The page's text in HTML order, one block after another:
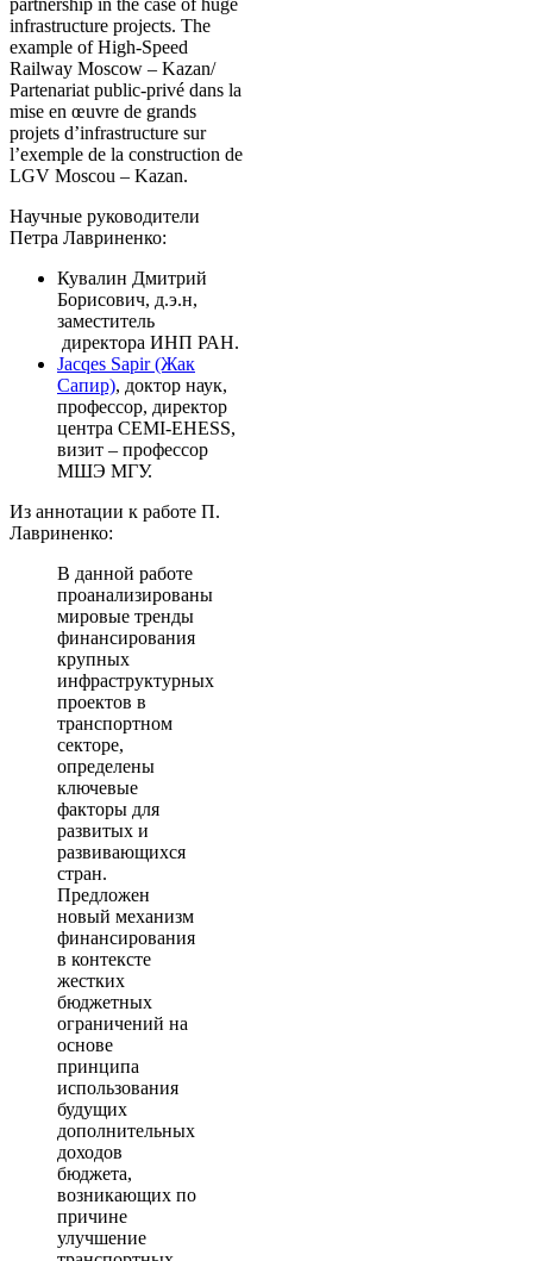
infrastructure projects. The
example of High-Speed
Railway Moscow – Kazan/
Partenariat public-privé dans la
mise en œuvre de grands
projets d’infrastructure sur
l’exemple de la construction de
LGV Moscou – Kazan.
Научные руководители
Петра Лавриненко:
Кувалин Дмитрий
Борисович, д.э.н,
заместитель
директора ИНП РАН.
Jacqes Sapir (Жак
Сапир), доктор наук,
профессор, директор
центра CEMI-EHESS,
визит – профессор
МШЭ МГУ.
Из аннотации к работе П.
Лавриненко:
В данной работе
проанализированы
мировые тренды
финансирования
крупных
инфраструктурных
проектов в
транспортном
секторе,
определены
ключевые
факторы для
развитых и
развивающихся
стран.
Предложен
новый механизм
финансирования
в контексте
жестких
бюджетных
ограничений на
основе
принципа
использования
будущих
дополнительных
доходов
бюджета,
возникающих по
причине
улучшение